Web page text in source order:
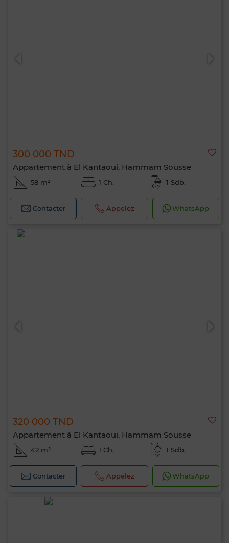
300 000 TND
Appartement à El Kantaoui, Hammam Sousse
58 m² 1 Ch. 1 Sdb.
Contacter Appelez WhatsApp
320 000 TND
Appartement à El Kantaoui, Hammam Sousse
42 m² 1 Ch. 1 Sdb.
Contacter Appelez WhatsApp